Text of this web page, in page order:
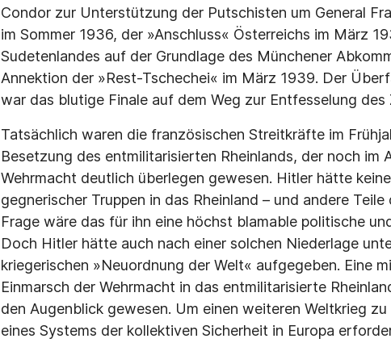
Condor zur Unterstützung der Putschisten um General
im Sommer 1936, der »Anschluss« Österreichs im März
Sudetenlandes auf der Grundlage des Münchener
Annektion der »Rest-Tschechei« im März 1939. Der
war das blutige Finale auf dem Weg zur Entfesselung des
Tatsächlich waren die französischen Streitkräfte im
Besetzung des entmilitarisierten Rheinlands, der noch im
Wehrmacht deutlich überlegen gewesen. Hitler hätte
gegnerischer Truppen in das Rheinland – und andere
Frage wäre das für ihn eine höchst blamable politische
Doch Hitler hätte auch nach einer solchen Niederlage
kriegerischen »Neuordnung der Welt« aufgegeben. Eine
Einmarsch der Wehrmacht in das entmilitarisierte
den Augenblick gewesen. Um einen weiteren Weltkrieg
eines Systems der kollektiven Sicherheit in Europa